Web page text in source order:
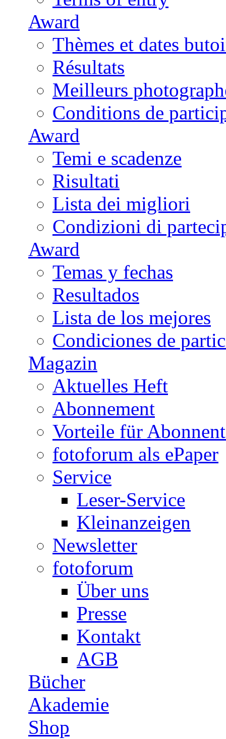
Award
Thèmes et dates
Résultats
Meilleurs
Conditions de
Award
Temi e scadenze
Risultati
Lista dei migliori
Condizioni di
Award
Temas y fechas
Resultados
Lista de los mejores
Condiciones de
Magazin
Aktuelles Heft
Abonnement
Vorteile für
fotoforum als ePaper
Service
Leser-Service
Kleinanzeigen
Newsletter
fotoforum
Über uns
Presse
Kontakt
AGB
Bücher
Akademie
Shop